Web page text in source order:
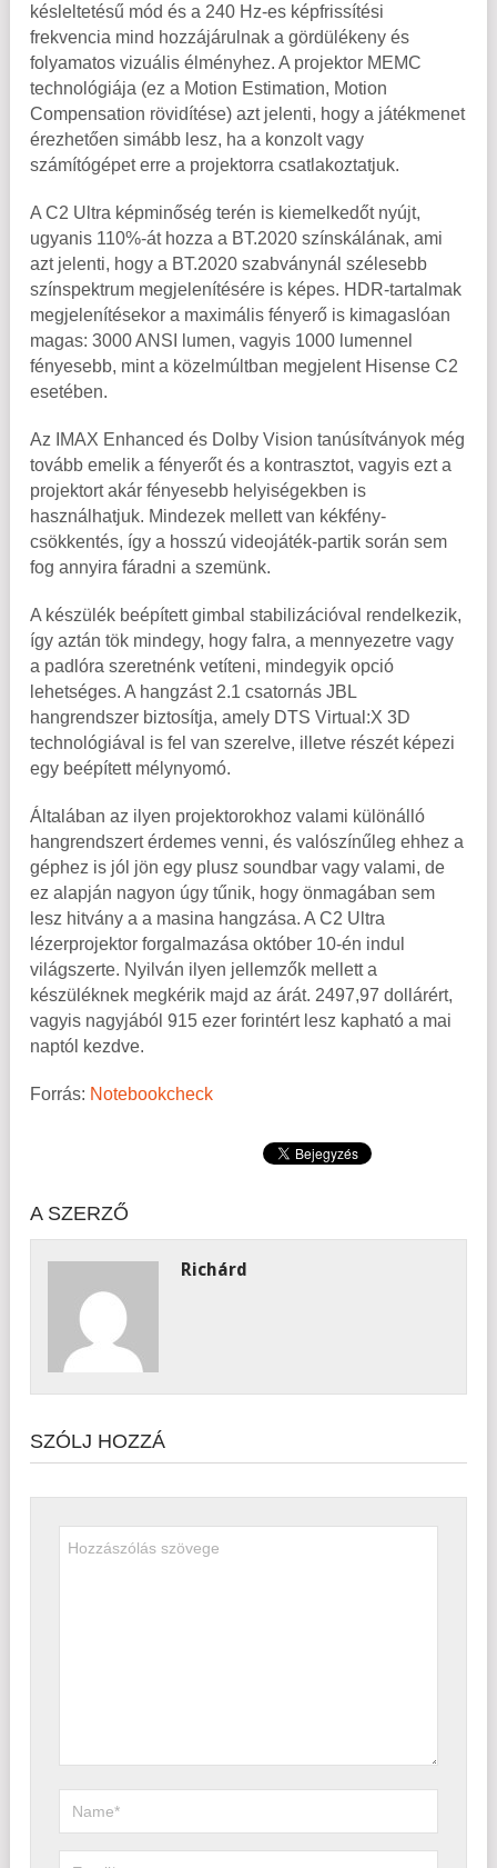
késleltetésű mód és a 240 Hz-es képfrissítési
frekvencia mind hozzájárulnak a gördülékeny és
folyamatos vizuális élményhez. A projektor MEMC
technológiája (ez a Motion Estimation, Motion
Compensation rövidítése) azt jelenti, hogy a játékmenet
érezhetően simább lesz, ha a konzolt vagy
számítógépet erre a projektorra csatlakoztatjuk.
A C2 Ultra képminőség terén is kiemelkedőt nyújt,
ugyanis 110%-át hozza a BT.2020 színskálának, ami
azt jelenti, hogy a BT.2020 szabványnál szélesebb
színspektrum megjelenítésére is képes. HDR-tartalmak
megjelenítésekor a maximális fényerő is kimagaslóan
magas: 3000 ANSI lumen, vagyis 1000 lumennel
fényesebb, mint a közelmúltban megjelent Hisense C2
esetében.
Az IMAX Enhanced és Dolby Vision tanúsítványok még
tovább emelik a fényerőt és a kontrasztot, vagyis ezt a
projektort akár fényesebb helyiségekben is
használhatjuk. Mindezek mellett van kékfény-
csökkentés, így a hosszú videojáték-partik során sem
fog annyira fáradni a szemünk.
A készülék beépített gimbal stabilizációval rendelkezik,
így aztán tök mindegy, hogy falra, a mennyezetre vagy
a padlóra szeretnénk vetíteni, mindegyik opció
lehetséges. A hangzást 2.1 csatornás JBL
hangrendszer biztosítja, amely DTS Virtual:X 3D
technológiával is fel van szerelve, illetve részét képezi
egy beépített mélynyomó.
Általában az ilyen projektorokhoz valami különálló
hangrendszert érdemes venni, és valószínűleg ehhez a
géphez is jól jön egy plusz soundbar vagy valami, de
ez alapján nagyon úgy tűnik, hogy önmagában sem
lesz hitvány a a masina hangzása. A C2 Ultra
lézerprojektor forgalmazása október 10-én indul
világszerte. Nyilván ilyen jellemzők mellett a
készüléknek megkérik majd az árát. 2497,97 dollárért,
vagyis nagyjából 915 ezer forintért lesz kapható a mai
naptól kezdve.
Forrás: Notebookcheck
A SZERZŐ
Richárd
SZÓLJ HOZZÁ